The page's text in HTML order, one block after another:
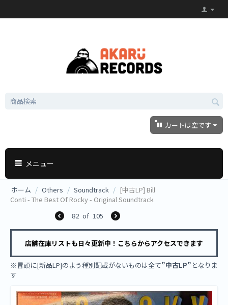
カートは空です
メニュー
ホーム / Others / Soundtrack / [中古LP] Bill
Conti - The Best Of Rocky - Original Soundtrack
82 of 105
店舗在庫リストも日々更新中！こちらからアクセスできます
※冒頭に[新品LP]のよう種別記載がないものは全て”中古LP” となりま
す